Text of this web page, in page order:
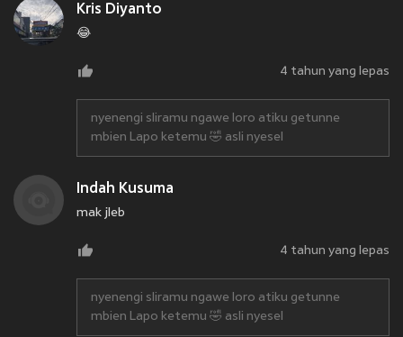
Kris Diyanto
😂
4 tahun yang lepas
nyenengi sliramu ngawe loro atiku getunne
mbien Lapo ketemu 🤣 asli nyesel
Indah Kusuma
mak jleb
4 tahun yang lepas
nyenengi sliramu ngawe loro atiku getunne
mbien Lapo ketemu 🤣 asli nyesel